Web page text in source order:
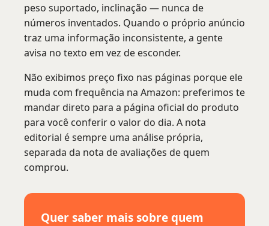
peso suportado, inclinação — nunca de
números inventados. Quando o próprio anúncio
traz uma informação inconsistente, a gente
avisa no texto em vez de esconder.
Não exibimos preço fixo nas páginas porque ele
muda com frequência na Amazon: preferimos te
mandar direto para a página oficial do produto
para você conferir o valor do dia. A nota
editorial é sempre uma análise própria,
separada da nota de avaliações de quem
comprou.
Quer saber mais sobre quem